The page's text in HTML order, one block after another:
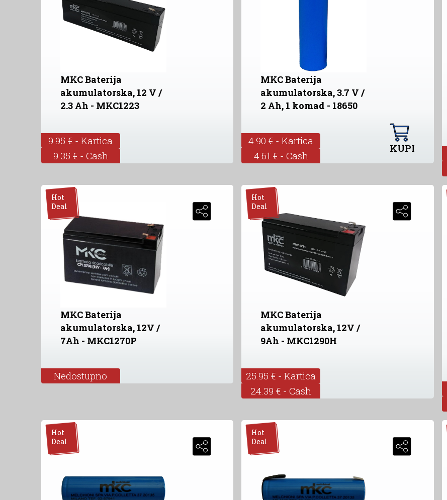
MKC Baterija
akumulatorska, 12 V /
2.3 Ah - MKC1223
9.95 € - Kartica
9.35 € - Cash
MKC Baterija
akumulatorska, 3.7 V /
2 Ah, 1 komad - 18650
4.90 € - Kartica
4.61 € - Cash
KUPI
Hot
Deal
MKC Baterija
akumulatorska, 12V /
7Ah - MKC1270P
Nedostupno
Hot
Deal
MKC Baterija
akumulatorska, 12V /
9Ah - MKC1290H
25.95 € - Kartica
24.39 € - Cash
Hot
Deal
Hot
Deal